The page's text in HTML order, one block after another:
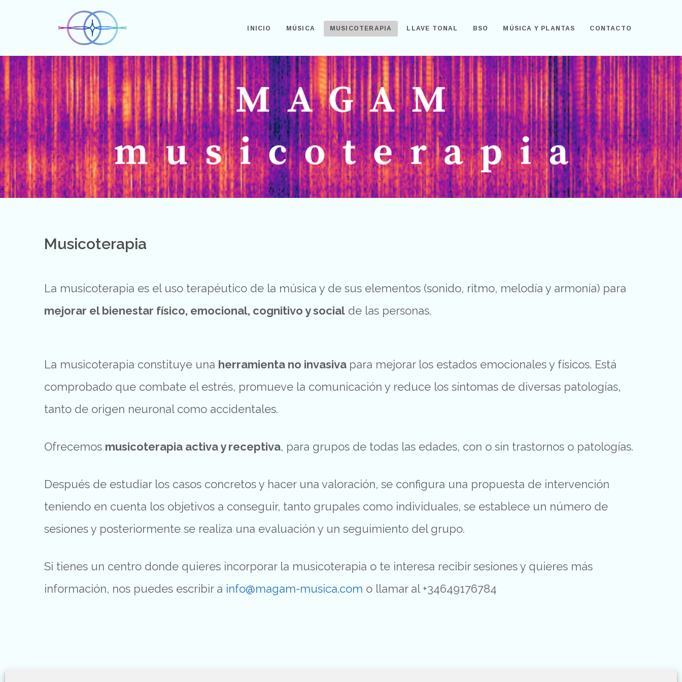
INICIO MÚSICA MUSICOTERAPIA LLAVE TONAL BSO MÚSICA Y PLANTAS CONTACTO
Musicoterapia
La musicoterapia es el uso terapéutico de la música y de sus elementos (sonido, ritmo, melodía y armonía) para
mejorar elbienestar físico, emocional, cognitivoysocial de las personas.
La musicoterapia constituye una herramienta no invasiva para mejorar los estados emocionalesy físicos. Está
comprobado que combate el estrés, promueve la comunicación y reduce los síntomas de diversas patologías,
tanto de origen neuronal como accidentales.
Ofrecemos musicoterapia activa y receptiva, para grupos de todas las edades, con o sin trastornos o patologías.
Después de estudiar los casos concretos y hacer una valoración, se configura una propuesta de intervención
teniendo en cuenta los objetivos a conseguir, tanto grupales como individuales, se establece un número de
sesiones y posteriormente se realiza una evaluación y un seguimiento del grupo.
Si tienes un centro donde quieres incorporar la musicoterapia o te interesa recibir sesiones y quieres más
información, nos puedes escribir a info@magam-musica.com o llamar al +34649176784